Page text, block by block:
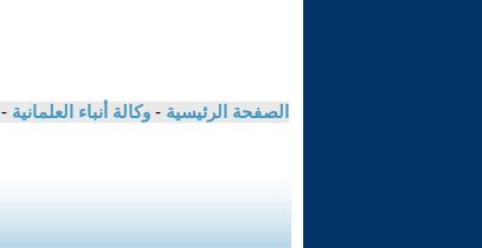
الصفحة الرئيسية - وكالة أنباء العلمانية -